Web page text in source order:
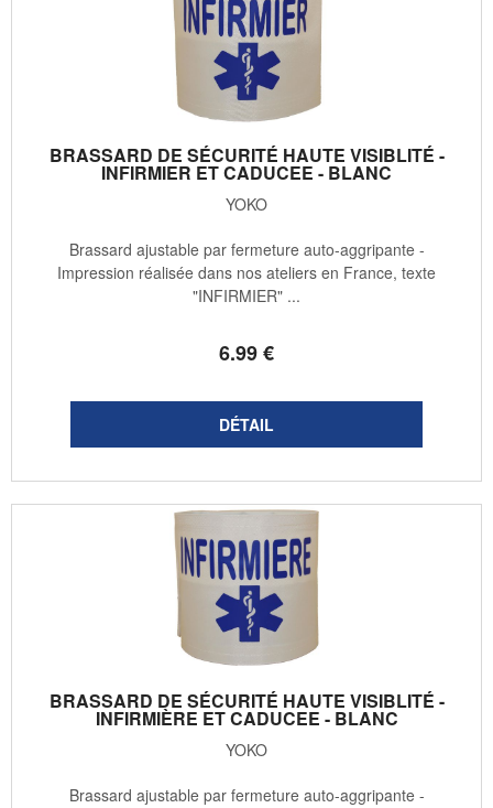
BRASSARD DE SÉCURITÉ HAUTE VISIBLITÉ -
INFIRMIER ET CADUCEE - BLANC
YOKO
6.99€
Brassard ajustable par fermeture auto-aggripante -
Impression réalisée dans nos ateliers en France, texte
"INFIRMIER" ...
BRASSARD DE SÉCURITÉ HAUTE VISIBLITÉ -
INFIRMIÈRE ET CADUCEE - BLANC
YOKO
Brassard ajustable par fermeture auto-aggripante -